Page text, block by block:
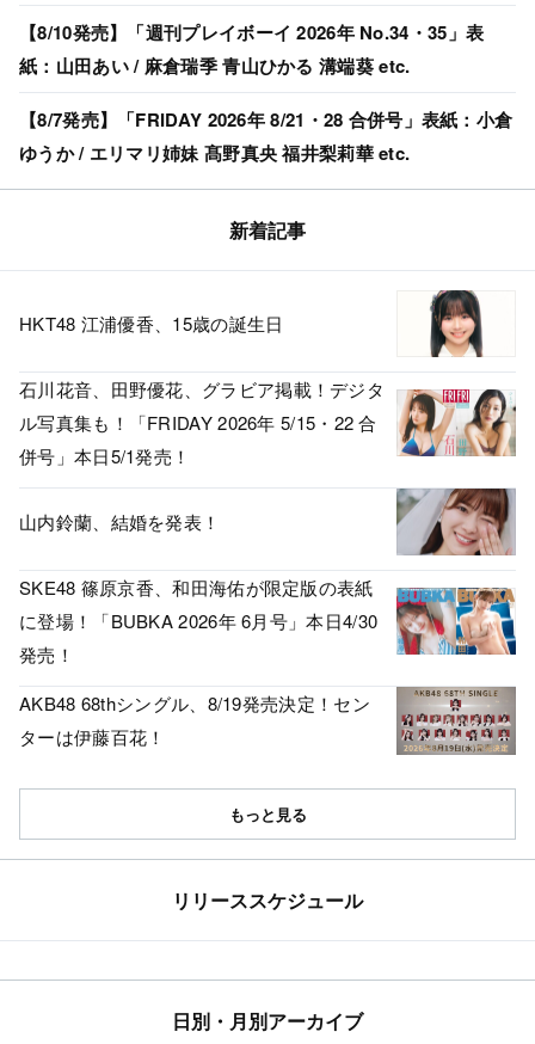
【8/10発売】「週刊プレイボーイ 2026年 No.34・35」表
紙：山田あい / 麻倉瑞季 青山ひかる 溝端葵 etc.
【8/7発売】「FRIDAY 2026年 8/21・28 合併号」表紙：小倉
ゆうか / エリマリ姉妹 髙野真央 福井梨莉華 etc.
新着記事
HKT48 江浦優香、15歳の誕生日
石川花音、田野優花、グラビア掲載！デジタ
ル写真集も！「FRIDAY 2026年 5/15・22 合
併号」本日5/1発売！
山内鈴蘭、結婚を発表！
SKE48 篠原京香、和田海佑が限定版の表紙
に登場！「BUBKA 2026年 6月号」本日4/30
発売！
AKB48 68thシングル、8/19発売決定！セン
ターは伊藤百花！
もっと見る
リリーススケジュール
日別・月別アーカイブ